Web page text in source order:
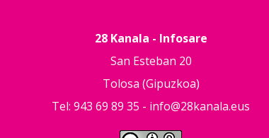
28 Kanala - Infosare
San Esteban 20
Tolosa (Gipuzkoa)
Tel: 943 69 89 35 - info@28kanala.eus